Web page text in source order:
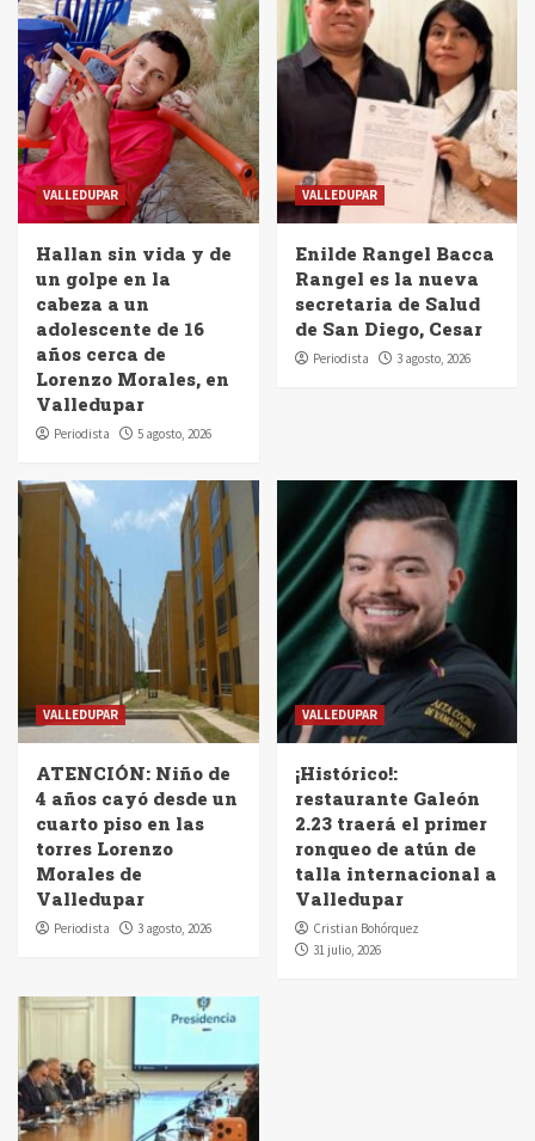
VALLEDUPAR
Hallan sin vida y de
un golpe en la
cabeza a un
adolescente de 16
años cerca de
Lorenzo Morales, en
Valledupar
Periodista 5 agosto, 2026
VALLEDUPAR
Enilde Rangel Bacca
Rangel es la nueva
secretaria de Salud
de San Diego, Cesar
Periodista 3 agosto, 2026
VALLEDUPAR
ATENCIÓN: Niño de
4 años cayó desde un
cuarto piso en las
torres Lorenzo
Morales de
Valledupar
Periodista 3 agosto, 2026
VALLEDUPAR
¡Histórico!:
restaurante Galeón
2.23 traerá el primer
ronqueo de atún de
talla internacional a
Valledupar
Cristian Bohórquez
31 julio, 2026